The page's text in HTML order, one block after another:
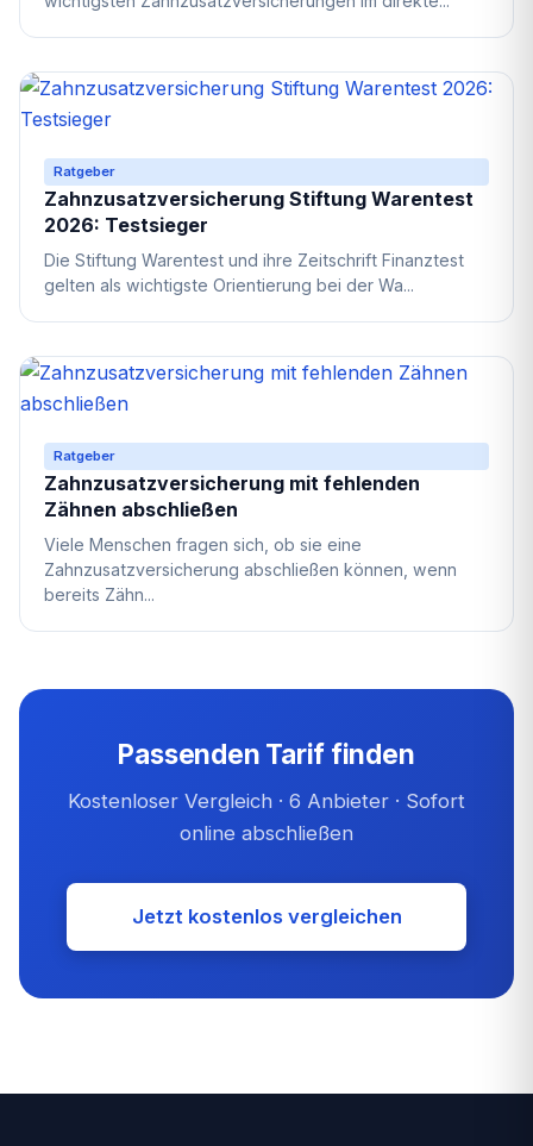
Ratgeber
Zahnzusatzversicherung Stiftung Warentest
2026: Testsieger
Die Stiftung Warentest und ihre Zeitschrift Finanztest
gelten als wichtigste Orientierung bei der Wa...
Ratgeber
Zahnzusatzversicherung mit fehlenden
Zähnen abschließen
Viele Menschen fragen sich, ob sie eine
Zahnzusatzversicherung abschließen können, wenn
bereits Zähn...
Passenden Tarif finden
Kostenloser Vergleich · 6 Anbieter · Sofort
online abschließen
Jetzt kostenlos vergleichen